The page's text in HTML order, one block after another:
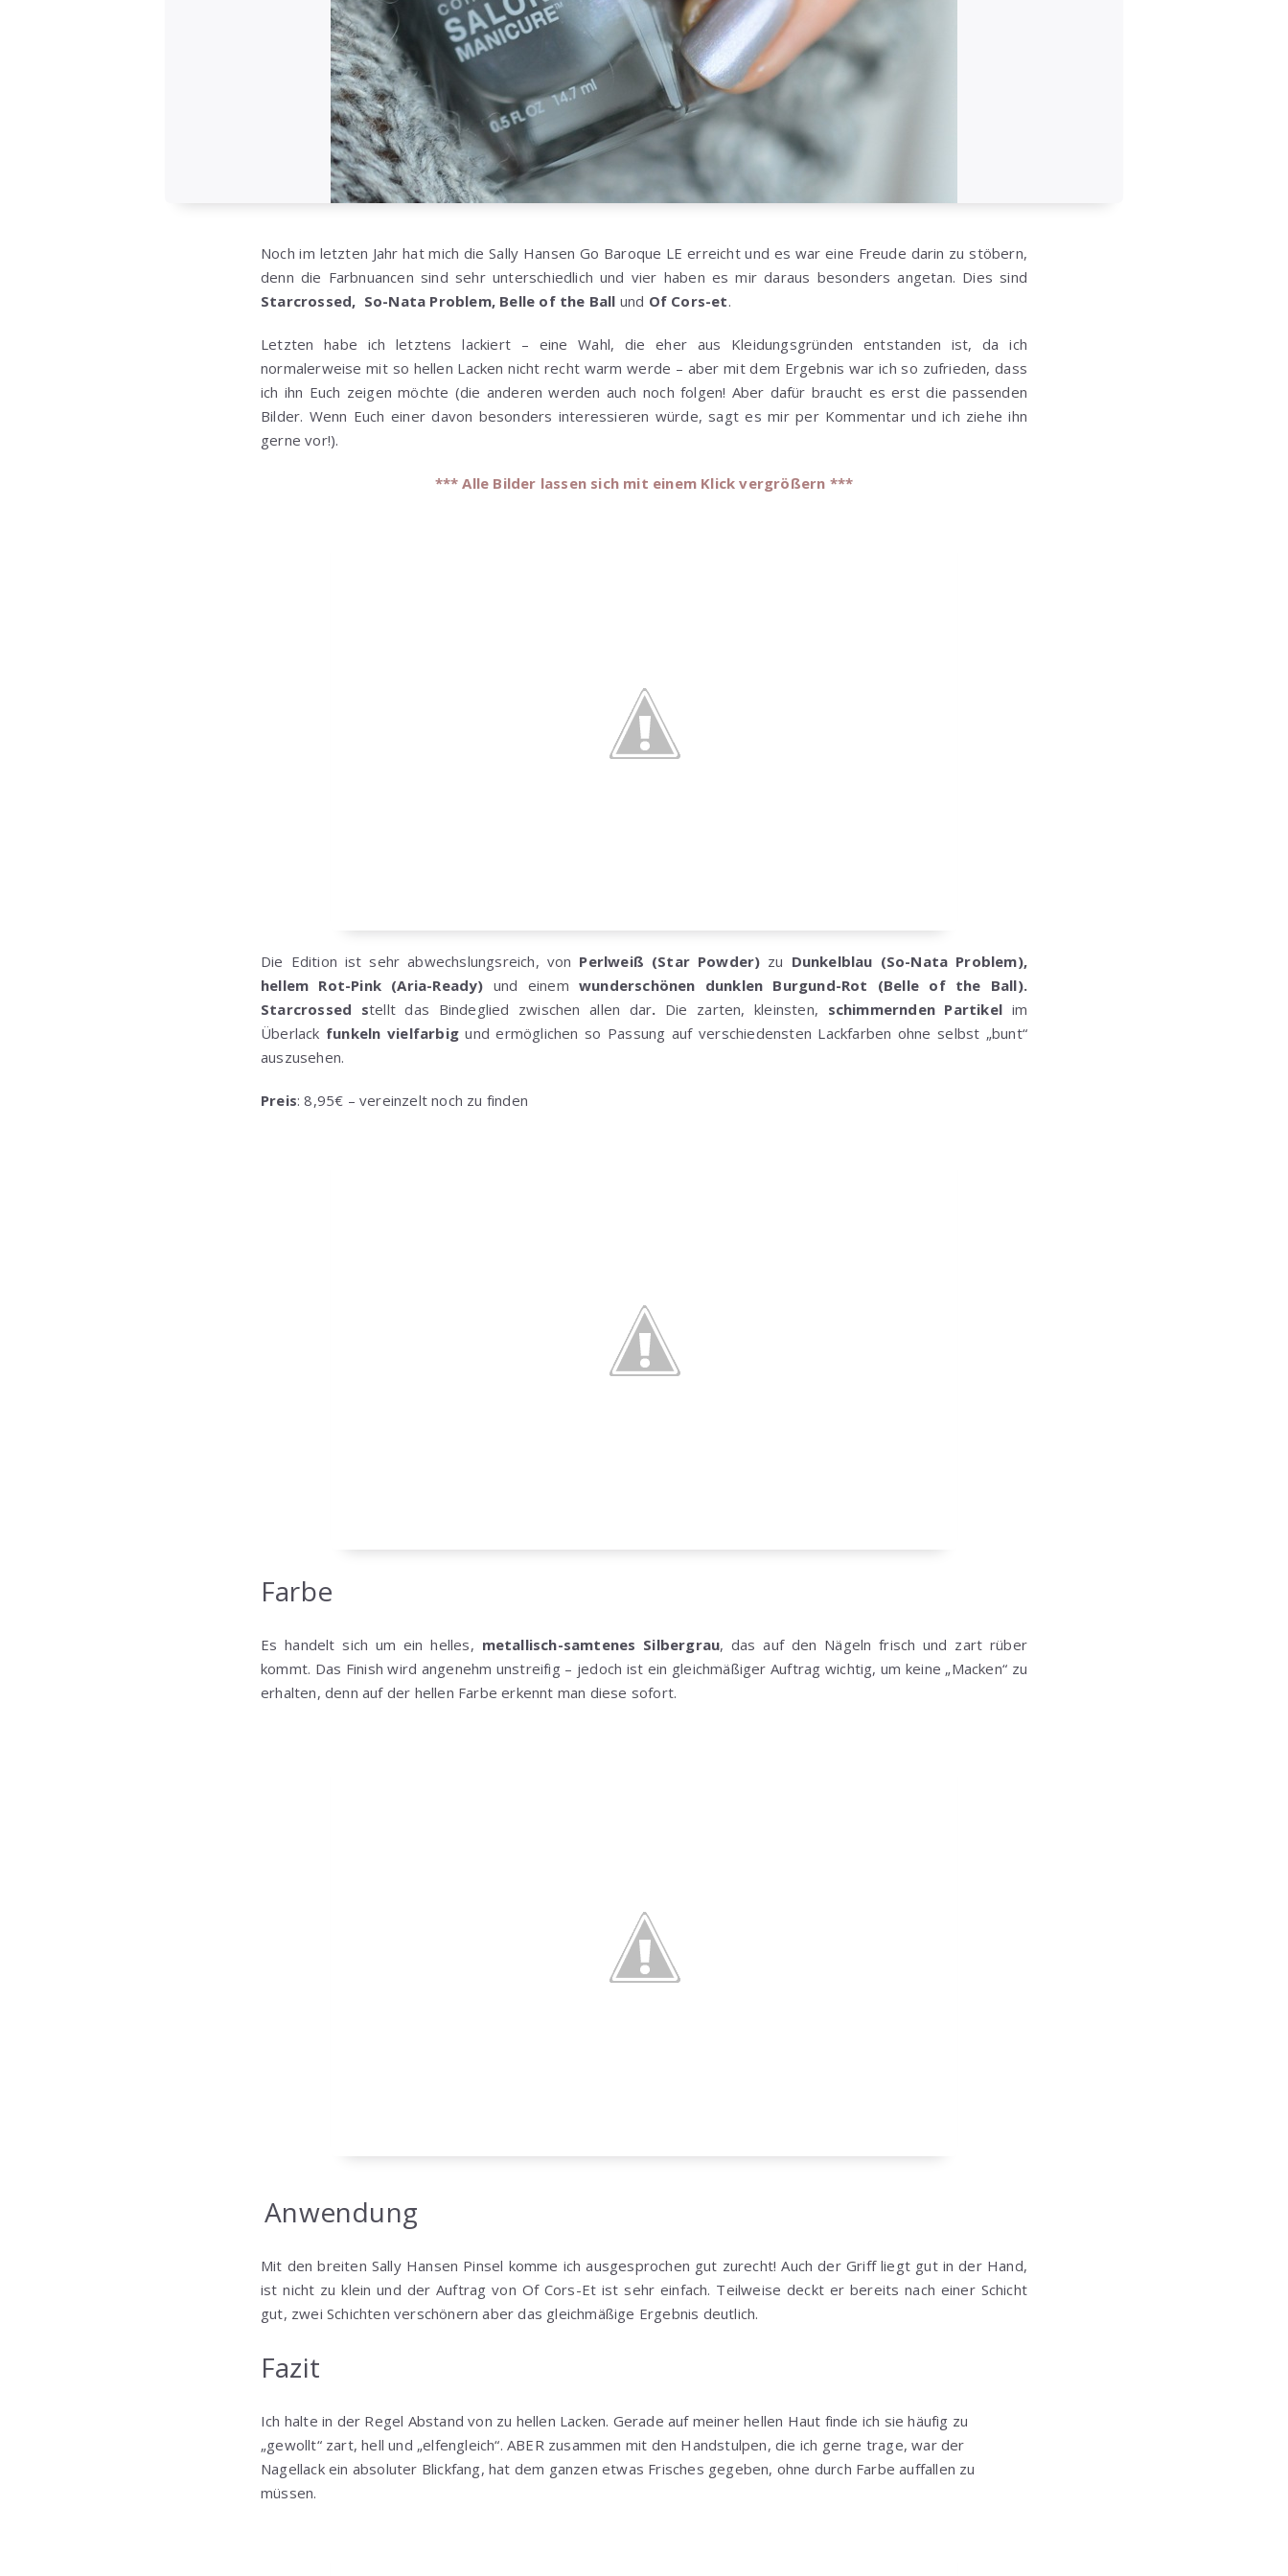
Noch im letzten Jahr hat mich die Sally Hansen Go Baroque LE erreicht und es war eine Freude darin zu stöbern,
denn die Farbnuancen sind sehr unterschiedlich und vier haben es mir daraus besonders angetan. Dies sind
Starcrossed, So-Nata Problem, Belle of the Ball und Of Cors-et.
Letzten habe ich letztens lackiert – eine Wahl, die eher aus Kleidungsgründen entstanden ist, da ich
normalerweise mit so hellen Lacken nicht recht warm werde – aber mit dem Ergebnis war ich so zufrieden, dass
ich ihn Euch zeigen möchte (die anderen werden auch noch folgen! Aber dafür braucht es erst die passenden
Bilder. Wenn Euch einer davon besonders interessieren würde, sagt es mir per Kommentar und ich ziehe ihn
gerne vor!).
*** Alle Bilder lassen sich mit einem Klick vergrößern ***
Die Edition ist sehr abwechslungsreich, von Perlweiß (Star Powder) zu Dunkelblau (So-Nata Problem),
hellem Rot-Pink (Aria-Ready) und einem wunderschönen dunklen Burgund-Rot (Belle of the Ball).
Starcrossed stellt das Bindeglied zwischen allen dar. Die zarten, kleinsten, schimmernden Partikel im
Überlack funkeln vielfarbigund ermöglichen so Passung auf verschiedensten Lackfarben ohne selbst „bunt“
auszusehen.
Preis: 8,95€ – vereinzelt noch zu finden
Farbe
Es handelt sich um ein helles, metallisch-samtenes Silbergrau, das auf den Nägeln frisch und zart rüber
kommt. Das Finish wird angenehm unstreifig – jedoch ist ein gleichmäßiger Auftrag wichtig, um keine „Macken“ zu
erhalten, denn auf der hellen Farbe erkennt man diese sofort.
Anwendung
Mit den breiten Sally Hansen Pinsel komme ich ausgesprochen gut zurecht! Auch der Griff liegt gut in der Hand,
ist nicht zu klein und der Auftrag von Of Cors-Et ist sehr einfach. Teilweise deckt er bereits nach einer Schicht
gut, zwei Schichten verschönern aber das gleichmäßige Ergebnis deutlich.
Fazit
Ich halte in der Regel Abstand von zu hellen Lacken. Gerade auf meiner hellen Haut finde ich sie häufig zu
„gewollt“ zart, hell und „elfengleich“. ABER zusammen mit den Handstulpen, die ich gerne trage, war der
Nagellack ein absoluter Blickfang, hat dem ganzen etwas Frisches gegeben, ohne durch Farbe auffallen zu
müssen.